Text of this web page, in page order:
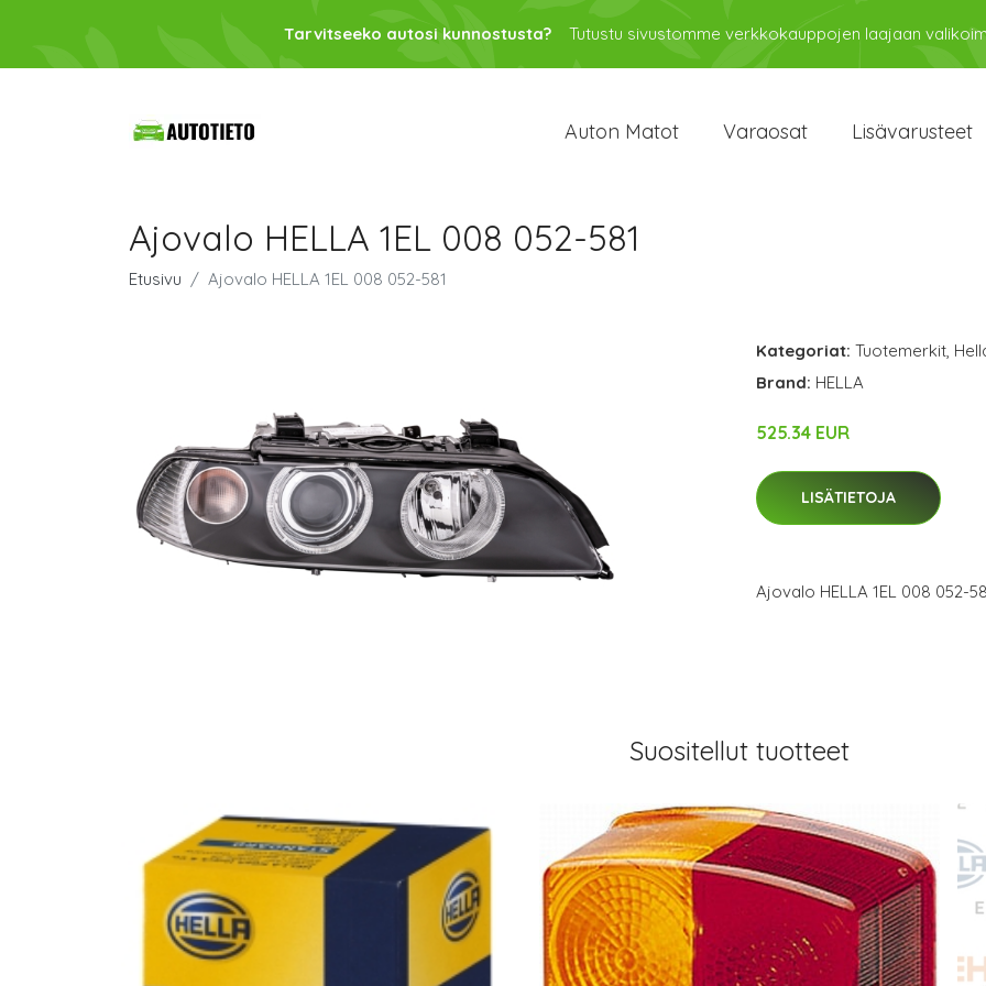
Tarvitseeko autosi kunnostusta? Tutustu sivustomme verkkokauppojen laajaan
Auton Matot Varaosat Lisävarusteet
Ajovalo HELLA 1EL 008 052-581
Etusivu Ajovalo HELLA 1EL 008 052-581
Kategoriat: Tuotemerkit,
Brand: HELLA
525.34 EUR
LISÄTIETOJA
Ajovalo HELLA 1EL 008 052-
Suositellut tuotteet